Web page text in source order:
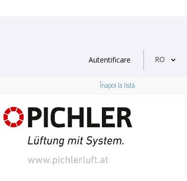
Autentificare RO
Înapoi la listă